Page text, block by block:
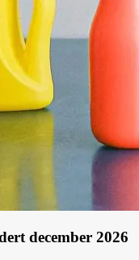
december 2026